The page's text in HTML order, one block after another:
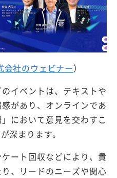
会社のウェビナー）
イベントは、テキストや
があり、オンラインであ
において意見を交わすこ
深まります。
ート回収などにより、貴
、リードのニーズや関心